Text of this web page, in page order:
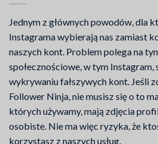
Jednym z głównych powodów, dla
Instagrama wybierają nas zamiast
naszych kont. Problem polega na
społecznościowe, w tym
wykrywaniu fałszywych kont. Jeśli
Follower Ninja, nie musisz się o to
których używamy, mają zdjęcia
osobiste. Nie ma więc ryzyka, że
korzystasz z naszych usług.